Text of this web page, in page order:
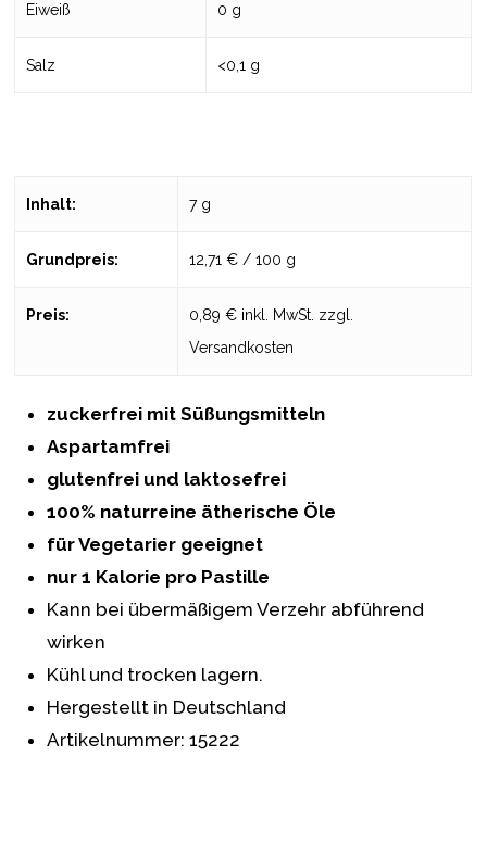
Eiweiß 0 g
Salz <0,1 g
Inhalt: 7 g
Grundpreis: 12,71 € / 100 g
Preis:
0,89 € inkl. MwSt. zzgl.
Versandkosten
zuckerfrei mit Süßungsmitteln
Aspartamfrei
glutenfrei und laktosefrei
100% naturreine ätherische Öle
für Vegetarier geeignet
nur 1 Kalorie pro Pastille
Kann bei übermäßigem Verzehr abführend
wirken
Kühl und trocken lagern.
Hergestellt in Deutschland
Artikelnummer: 15222